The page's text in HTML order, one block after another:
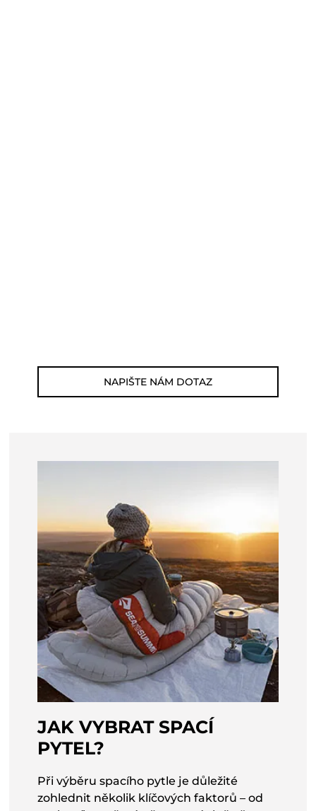
NAPIŠTE NÁM DOTAZ
JAK VYBRAT SPACÍ
PYTEL?
Při výběru spacího pytle je důležité
zohlednit několik klíčových faktorů – od